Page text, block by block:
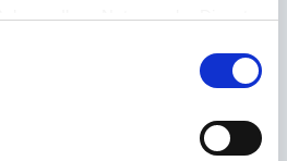
Ihrer Nutzung der Dienste
bis 15:00 Uhr, Freitag 09:00 bis 12:00 Uhr